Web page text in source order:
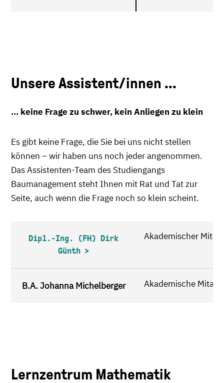
Unsere Assistent/innen ...
... keine Frage zu schwer, kein Anliegen zu klein
Es gibt keine Frage, die Sie bei uns nicht stellen
können – wir haben uns noch jeder angenommen.
Das Assistenten-Team des Studiengangs
Baumanagement steht Ihnen mit Rat und Tat zur
Seite, auch wenn die Frage noch so klein scheint.
Dipl.-Ing. (FH) Dirk
Günth
Akademischer
B.A. Johanna Michelberger Akademische
Lernzentrum Mathematik